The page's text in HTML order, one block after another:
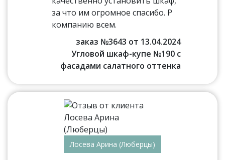
за что им огромное спасибо. Р
компанию всем.
заказ №3643 от 13.04.2024
Угловой шкаф-купе №190 с
фасадами салатного оттенка
Лосева Арина (Люберцы)